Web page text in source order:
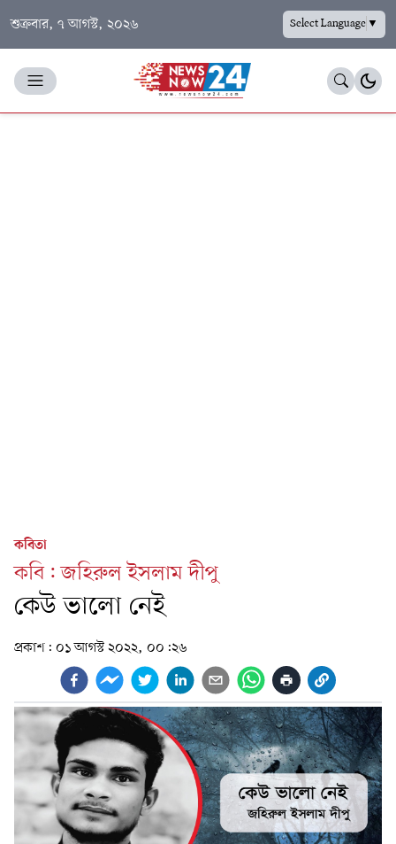
শুক্রবার, ৭ আগস্ট, ২০২৬ Select Language▼
কবিতা
কবি: জহিরুল ইসলাম দীপু
কেউ ভালো নেই
প্রকাশ: ০১ আগস্ট ২০২২, ০০:২৬